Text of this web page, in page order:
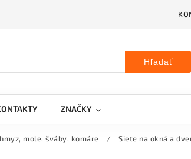
Hľadať
ZNAČKY
mole, šváby, komáre / Siete na okná a